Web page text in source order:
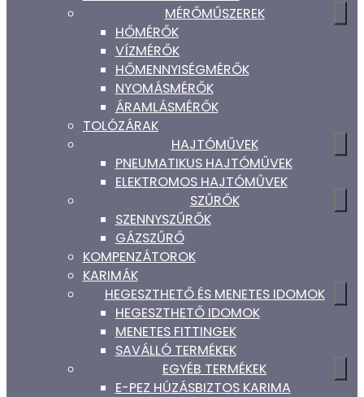
MÉRŐMŰSZEREK
HŐMÉRŐK
VÍZMÉRŐK
HŐMENNYISÉGMÉRŐK
NYOMÁSMÉRŐK
ÁRAMLÁSMÉRŐK
TOLÓZÁRAK
HAJTÓMŰVEK
PNEUMATIKUS HAJTÓMŰVEK
ELEKTROMOS HAJTÓMŰVEK
SZŰRŐK
SZENNYSZŰRŐK
GÁZSZŰRŐ
KOMPENZÁTOROK
KARIMÁK
HEGESZTHETŐ ÉS MENETES IDOMOK
HEGESZTHETŐ IDOMOK
MENETES FITTINGEK
SAVÁLLÓ TERMÉKEK
EGYÉB TERMÉKEK
E-PEZ HÚZÁSBIZTOS KARIMA